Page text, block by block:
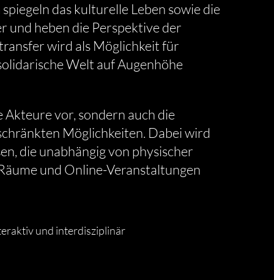
das kulturelle Leben sowie die
und heben die Perspektive der
wird als Möglichkeit für
Welt auf Augenhöhe
vor, sondern auch die
Möglichkeiten. Dabei wird
die unabhängig von physischer
und Online-Veranstaltungen
und interdisziplinär